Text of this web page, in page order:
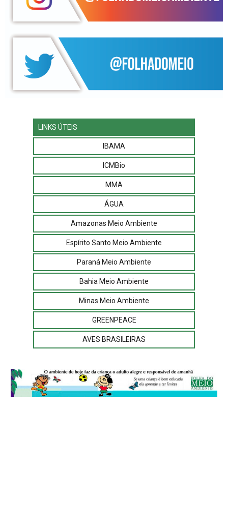
LINKS ÚTEIS
IBAMA
ICMBio
MMA
ÁGUA
Amazonas Meio Ambiente
Espírito Santo Meio Ambiente
Paraná Meio Ambiente
Bahia Meio Ambiente
Minas Meio Ambiente
GREENPEACE
AVES BRASILEIRAS